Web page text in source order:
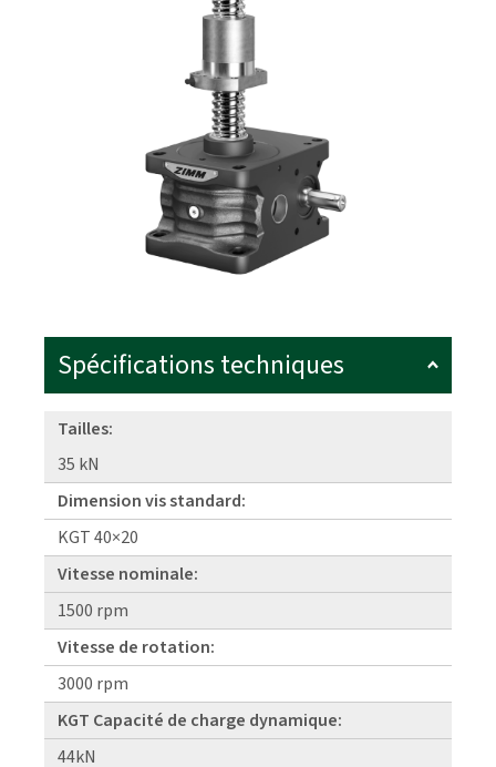
Spécifications techniques
Tailles:
35 kN
Dimension vis standard:
KGT 40×20
Vitesse nominale:
1500 rpm
Vitesse de rotation:
3000 rpm
KGT Capacité de charge dynamique:
44kN